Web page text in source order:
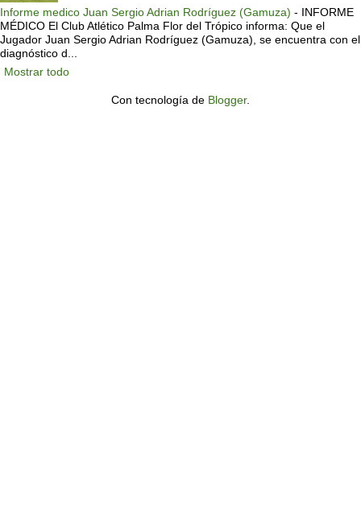
Informe medico Juan Sergio Adrian Rodríguez (Gamuza) - INFORME
MÉDICO El Club Atlético Palma Flor del Trópico informa: Que el
Jugador Juan Sergio Adrian Rodríguez (Gamuza), se encuentra con el
diagnóstico d...
Mostrar todo
Con tecnología de Blogger.